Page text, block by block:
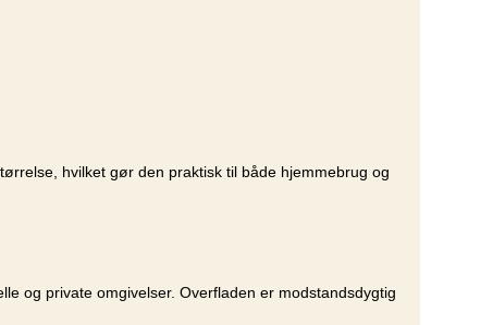
hvilket gør den praktisk til både hjemmebrug og
og private omgivelser. Overfladen er modstandsdygtig